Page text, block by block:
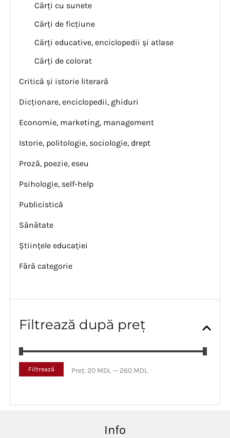
Cărți cu sunete
Cărți de ficțiune
Cărți educative, enciclopedii și atlase
Cărți de colorat
Critică și istorie literară
Dicționare, enciclopedii, ghiduri
Economie, marketing, management
Istorie, politologie, sociologie, drept
Proză, poezie, eseu
Psihologie, self-help
Publicistică
Sănătate
Științele educației
Fără categorie
Filtrează după preț
m
m
Filtrează Preț: 20 MDL — 260 MDL
Info